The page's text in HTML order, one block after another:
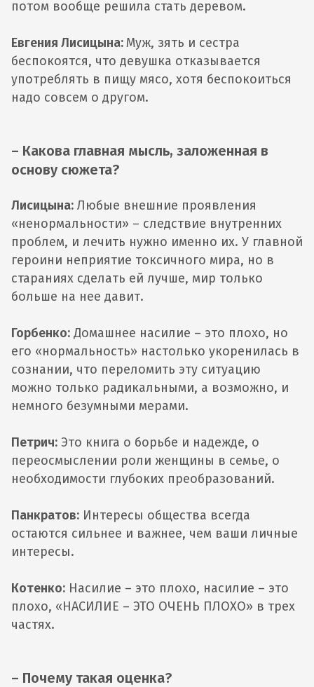
потом вообще решила стать деревом.
Евгения Лисицына:Муж, зять и сестра
беспокоятся, что девушка отказывается
употреблять в пищу мясо, хотя беспокоиться
надо совсем о другом.
– Какова главная мысль, заложенная в
основу сюжета?
Лисицына: Любые внешние проявления
«ненормальности» – следствие внутренних
проблем, и лечить нужно именно их. У главной
героини неприятие токсичного мира, но в
стараниях сделать ей лучше, мир только
больше на нее давит.
Горбенко: Домашнее насилие – это плохо, но
его «нормальность» настолько укоренилась в
сознании, что переломить эту ситуацию
можно только радикальными, а возможно, и
немного безумными мерами.
Петрич: Это книга о борьбе и надежде, о
переосмыслении роли женщины в семье, о
необходимости глубоких преобразований.
Панкратов: Интересы общества всегда
остаются сильнее и важнее, чем ваши личные
интересы.
Котенко: Насилие – это плохо, насилие – это
плохо, «НАСИЛИЕ – ЭТО ОЧЕНЬ ПЛОХО» в трех
частях.
– Почему такая оценка?